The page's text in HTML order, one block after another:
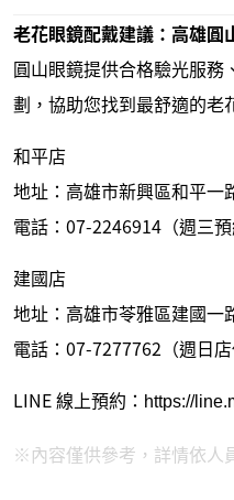
老花眼鏡配戴建議：高雄圓
圓山眼鏡提供合格驗光服
劃，協助您找到最舒適的老
和平店
地址：高雄市新興區和平一
電話：07-2246914（週三預
建國店
地址：高雄市苓雅區建國一
電話：07-7277762（週日店
LINE 線上預約： https://
※內容僅供參考，詳情依人